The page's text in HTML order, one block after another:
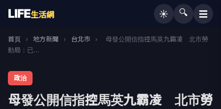
LIFE生活網 ☀️ 🔍 ☰
首頁 › 地方新聞 › 台北市 ›
母發公開信指控馬英九霸凌 北市勞
動局：已...
政治
母發公開信指控馬英九霸凌 北市勞